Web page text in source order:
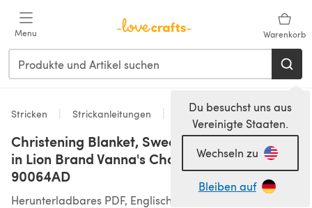
Menu Warenkorb
Du besuchst uns aus
Vereinigte Staaten.
Wechseln zu
Bleiben auf
Stricken Strickanleitungen Mützen
Christening Blanket, Sweater and Bonnet Set
in Lion Brand Vanna's Choice Baby -
90064AD
Herunterladbares PDF, Englisch